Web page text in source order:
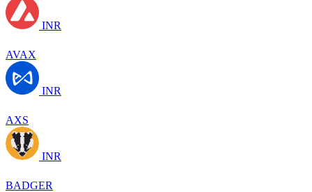
INR
AVAX
INR
AXS
INR
BADGER